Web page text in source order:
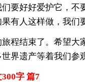
好好爱护它，不
有人这样做，我们
结束了。希望大
界遗产等着我们参
字 篇7